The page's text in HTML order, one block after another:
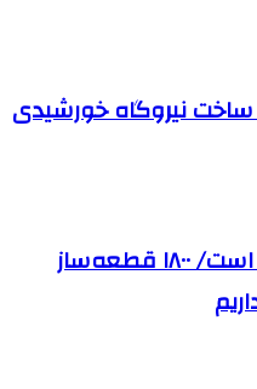
نیروگاه خورشیدی
بازار قطعه‌سازی رقابتی است/ ۱۸۰۰ قطعه‌ساز